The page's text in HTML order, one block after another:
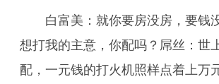
白富美：就你要房没房，要钱
想打我的主意，你配吗？屌丝：世
配，一元钱的打火机照样点着上万